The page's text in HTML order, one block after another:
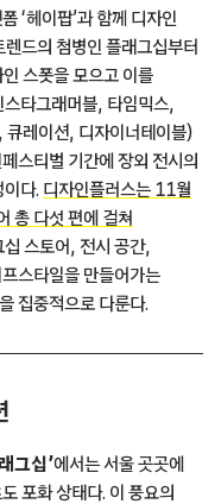
‘헤이팝’과 함께 디자인
드의 첨병인 플래그십부터
스폿을 모으고 이를
타그래머블, 타임믹스,
레이션, 디자이너테이블)
스티벌 기간에 장외 전시의
다. 디자인플러스는 11월
총 다섯 편에 걸쳐
십 스토어, 전시 공간,
스타일을 만들어가는
집중적으로 다룬다.
그십’에서는 서울 곳곳에
포화 상태다. 이 풍요의